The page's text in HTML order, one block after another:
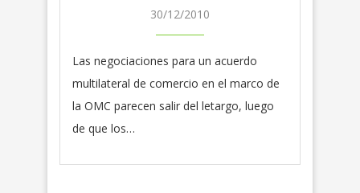
30/12/2010
Las negociaciones para un acuerdo
multilateral de comercio en el marco de
la OMC parecen salir del letargo, luego
de que los…